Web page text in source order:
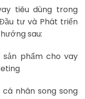
tiêu dùng trong
tư và Phát triển
sau:
phẩm cho vay
nhân song song